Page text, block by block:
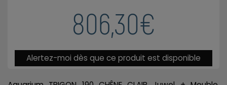
806,30€
Alertez-moi dès que ce produit est disponible